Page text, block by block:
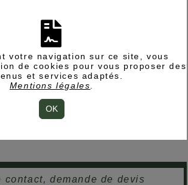
votre navigation sur ce site, vous
de cookies pour vous proposer des
et services adaptés.
Mentions légales
OK
contact, demande de devis